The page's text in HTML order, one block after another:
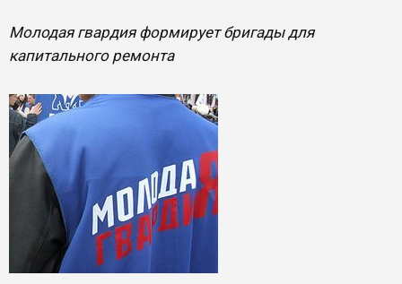
Молодая гвардия формирует бригады для
капитального ремонта